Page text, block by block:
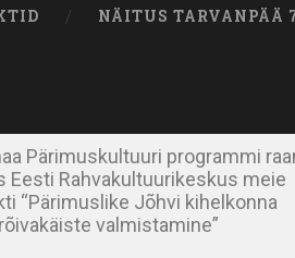
NÄITUS TARVANPÄÄ
Pärimuskultuuri programmi
Eesti Rahvakultuurikeskus meie
“Pärimuslike Jõhvi kihelkonna
valmistamine”